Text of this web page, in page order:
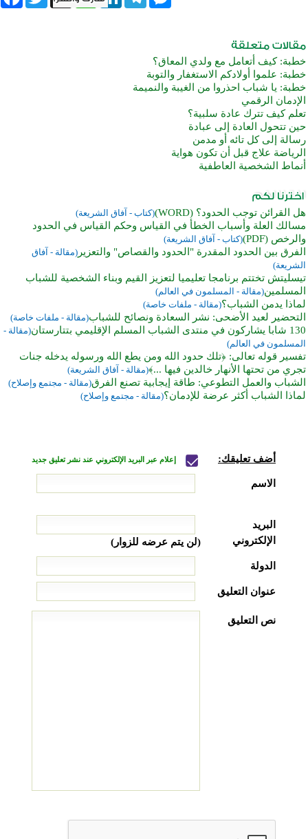
خطبة: كيف أتعامل مع ولدي المعاق؟
خطبة: علموا أولادكم الاستغفار والتوبة
خطبة: يا شباب احذروا من الغيبة والنميمة
الإدمان الرقمي
تعلم كيف تترك عادة سلبية؟
حين تتحول العادة إلى عبادة
رسالة إلى كل تائه أو مدمن
الرياضة علاج قبل أن تكون هواية
أنماط الشخصية العاطفية
هل القرائن توجب الحدود؟ (WORD) (كتاب - آفاق الشريعة)
مسالك العلة وأسباب الخطأ في القياس وحكم القياس في الحدود
والرخص (PDF)
(كتاب - آفاق الشريعة)
الفرق بين الحدود المقدرة "الحدود والقصاص" والتعزير (مقالة - آفاق
الشريعة)
تيسليتش تختتم برنامجا تعليميا لتعزيز القيم وبناء الشخصية للشباب
المسلمين(مقالة - المسلمون في العالم)
لماذا يدمن الشباب؟(مقالة - ملفات خاصة)
التحضير لعيد الأضحى: نشر السعادة ونصائح للشباب(مقالة - ملفات خاصة)
130 شابا يشاركون في منتدى الشباب المسلم الإقليمي بتتارستان
(مقالة -
المسلمون في العالم)
تفسير قوله تعالى: ﴿تلك حدود الله ومن يطع الله ورسوله يدخله جنات
تجري من تحتها الأنهار خالدين فيها ...﴾(مقالة - آفاق الشريعة)
الشباب والعمل التطوعي: طاقة إيجابية تصنع الفرق(مقالة - مجتمع وإصلاح)
لماذا الشباب أكثر عرضة للإدمان؟(مقالة - مجتمع وإصلاح)
أضف تعليقك: إعلام عبر البريد الإلكتروني عند نشر تعليق جديد
الاسم
البريد
الإلكتروني
(لن يتم عرضه للزوار)
الدولة
عنوان التعليق
نص التعليق